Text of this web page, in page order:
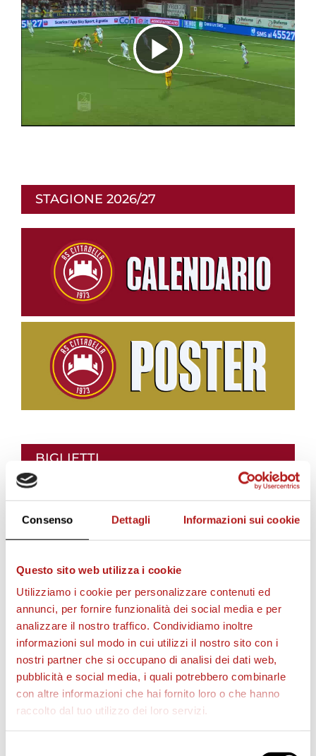
Consenso Dettagli Informazioni sui cookie
Questo sito web utilizza i cookie
Utilizziamo i cookie per personalizzare contenuti ed
annunci, per fornire funzionalità dei social media e per
analizzare il nostro traffico. Condividiamo inoltre
informazioni sul modo in cui utilizzi il nostro sito con i
nostri partner che si occupano di analisi dei dati web,
pubblicità e social media, i quali potrebbero combinarle
con altre informazioni che hai fornito loro o che hanno
raccolto dal tuo utilizzo dei loro servizi.
R
u
i
i
l
v
i
d
STAGIONE 2026/27
BIGLIETTI
AS CITTADELLA STORE